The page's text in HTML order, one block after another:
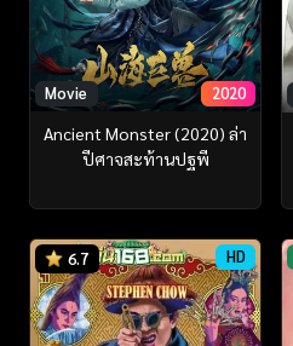
Movie 2020
Ancient Monster (2020) ล่า
ปีศาจสะท้านปฐพี
6.7 HD